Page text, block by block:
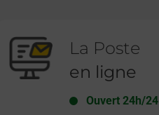
La Poste
en ligne
Ouvert 24h/24